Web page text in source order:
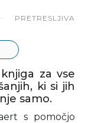
PRETRESLJIVA
za vse
ki si jih
samo.
s pomočjo